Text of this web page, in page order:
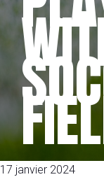
17 janvier 2024